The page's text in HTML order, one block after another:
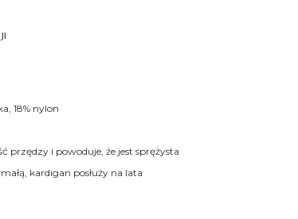
18% nylon
przędzy i powoduje, że jest sprężysta
kardigan posłuży na lata